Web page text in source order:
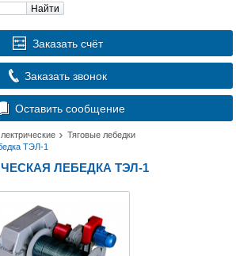
Найти
Заказать счёт
Заказать звонок
Оставить сообщение
Тяговые лебедки
ТЭЛ-1
ЛЕБЕДКА ТЭЛ-1